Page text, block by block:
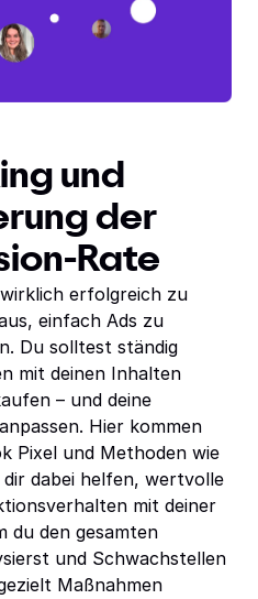
und
der
Rate
erfolgreich zu
einfach Ads zu
Du solltest ständig
mit deinen Inhalten
– und deine
Hier kommen
Pixel und Methoden wie
dir dabei helfen, wertvolle
mit deiner
du den gesamten
und Schwachstellen
Maßnahmen